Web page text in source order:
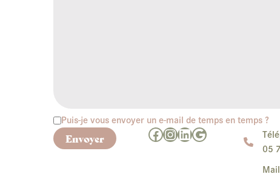
Puis-je vous envoyer un e-mail de temps en temps ?
Envoyer Facebook InstagramLinkedIn Google
05